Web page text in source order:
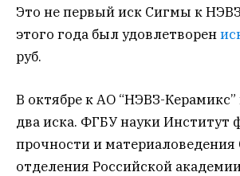
Это не первый иск Сигмы к
этого года был удовлетворен
руб.
В октябре к АО “НЭВЗ-
два иска. ФГБУ науки Институт
прочности и материаловедения
отделения Российской